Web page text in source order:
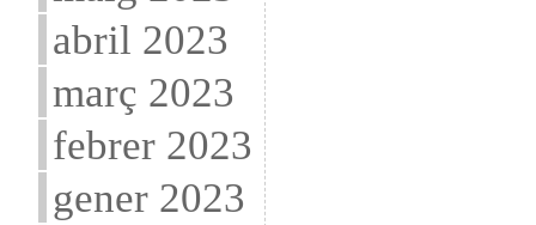
abril 2023
març 2023
febrer 2023
gener 2023